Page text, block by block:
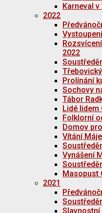
Karneval
2022
2022
Prolínání
Sochovy
Tábor
Lidé lidem
Folklorní
Domov
Vítání
Vynášení
Masopust
2021
Slavnostní